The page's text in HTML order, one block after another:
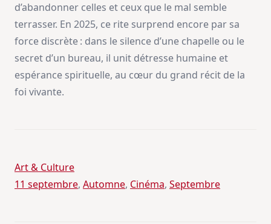
d’abandonner celles et ceux que le mal semble
terrasser. En 2025, ce rite surprend encore par sa
force discrète : dans le silence d’une chapelle ou le
secret d’un bureau, il unit détresse humaine et
espérance spirituelle, au cœur du grand récit de la
foi vivante.
Art & Culture
11 septembre, Automne, Cinéma, Septembre